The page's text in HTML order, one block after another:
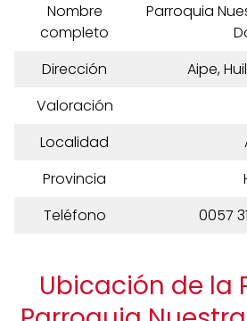
Nombre
completo
Parroquia
Dirección
Aipe,
Valoración
Localidad
Provincia
Teléfono
0057
Ubicación de la